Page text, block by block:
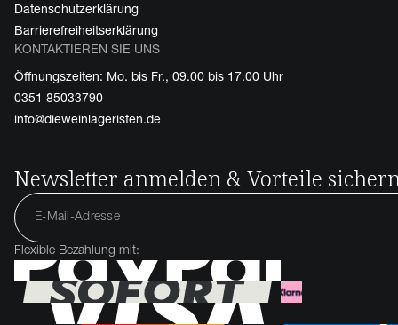
Datenschutzerklärung
Barrierefreiheitserklärung
KONTAKTIEREN SIE UNS
Öffnungszeiten: Mo. bis Fr., 09.00 bis 17.00 Uhr
0351 85033790
info@dieweinlageristen.de
Newsletter anmelden & Vorteile
Flexible Bezahlung mit: